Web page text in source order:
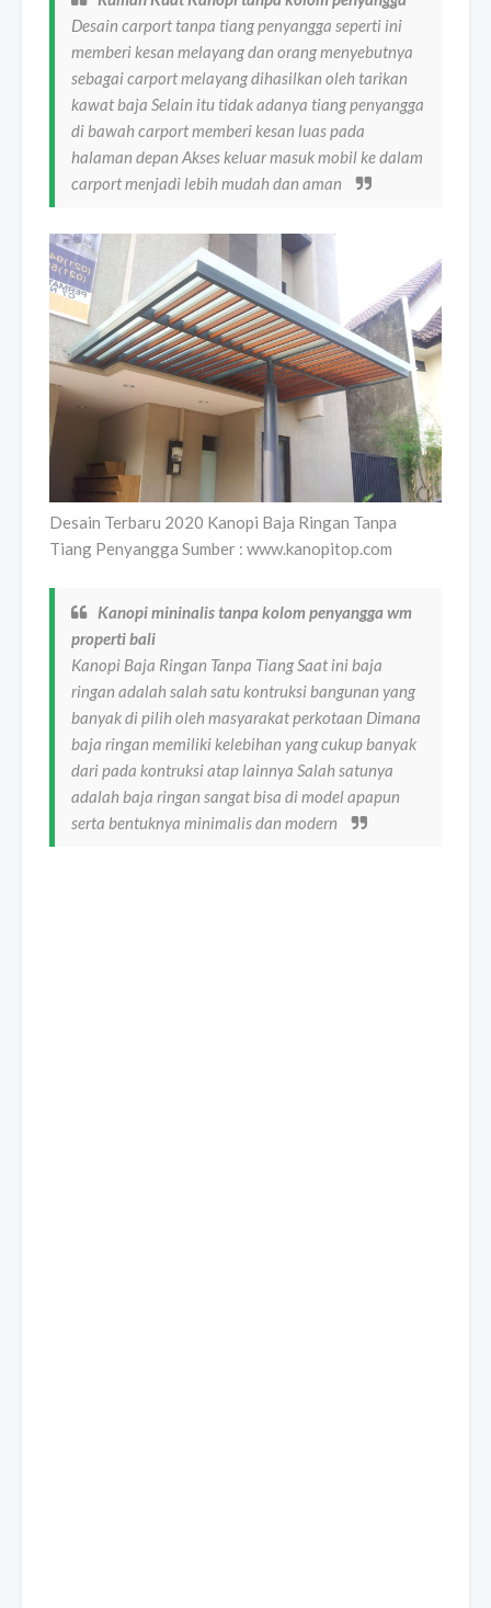
Desain carport tanpa tiang penyangga seperti ini
memberi kesan melayang dan orang menyebutnya
sebagai carport melayang dihasilkan oleh tarikan
kawat baja Selain itu tidak adanya tiang penyangga
di bawah carport memberi kesan luas pada
halaman depan Akses keluar masuk mobil ke dalam
carport menjadi lebih mudah dan aman
Desain Terbaru 2020 Kanopi Baja Ringan Tanpa
Tiang Penyangga Sumber : www.kanopitop.com
Kanopi mininalis tanpa kolom penyangga wm
properti bali
Kanopi Baja Ringan Tanpa Tiang Saat ini baja
ringan adalah salah satu kontruksi bangunan yang
banyak di pilih oleh masyarakat perkotaan Dimana
baja ringan memiliki kelebihan yang cukup banyak
dari pada kontruksi atap lainnya Salah satunya
adalah baja ringan sangat bisa di model apapun
serta bentuknya minimalis dan modern